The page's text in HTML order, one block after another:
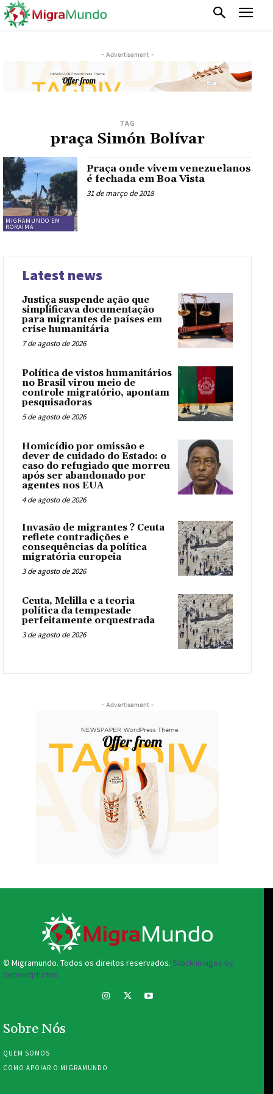
- Advertisement -
TAG
praça Simón Bolívar
MIGRAMUNDO EM
RORAIMA
Praça onde vivem venezuelanos
é fechada em Boa Vista
31 de março de 2018
Latest news
Justiça suspende ação que
simplificava documentação
para migrantes de países em
crise humanitária
7 de agosto de 2026
Política de vistos humanitários
no Brasil virou meio de
controle migratório, apontam
pesquisadoras
5 de agosto de 2026
Homicídio por omissão e
dever de cuidado do Estado: o
caso do refugiado que morreu
após ser abandonado por
agentes nos EUA
4 de agosto de 2026
Invasão de migrantes ? Ceuta
reflete contradições e
consequências da política
migratória europeia
3 de agosto de 2026
Ceuta, Melilla e a teoria
política da tempestade
perfeitamente orquestrada
3 de agosto de 2026
- Advertisement -
© Migramundo. Todos os direitos reservados. Stock images by
Depositphotos.
Sobre Nós
QUEM SOMOS
COMO APOIAR O MIGRAMUNDO